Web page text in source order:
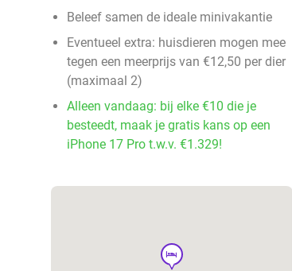
Beleef samen de ideale minivakantie
Eventueel extra: huisdieren mogen mee
tegen een meerprijs van €12,50 per dier
(maximaal 2)
Alleen vandaag: bij elke €10 die je
besteedt, maak je gratis kans op een
iPhone 17 Pro t.w.v. €1.329!
hotel